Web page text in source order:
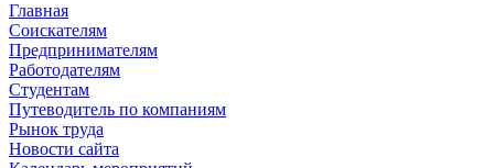
Главная
Соискателям
Предпринимателям
Работодателям
Студентам
Путеводитель по компаниям
Рынок труда
Новости сайта